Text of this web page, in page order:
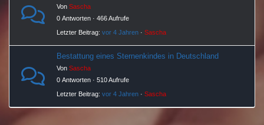
Von Sascha
0 Antworten · 466 Aufrufe
Letzter Beitrag: vor 4 Jahren · Sascha
Bestattung eines Sternenkindes in Deutschland
Von Sascha
0 Antworten · 510 Aufrufe
Letzter Beitrag: vor 4 Jahren · Sascha